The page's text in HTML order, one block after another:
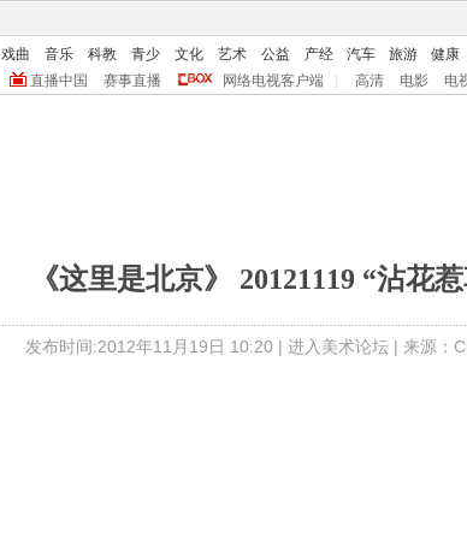
戏曲 音乐 科教 青少 文化 艺术 公益 产经 汽车 旅游 健康
直播中国 赛事直播 网络电视客户端 高清 电影 电
《这里是北京》 20121119 “沾花
发布时间:2012年11月19日 10:20 | 进入美术论坛 | 来源：